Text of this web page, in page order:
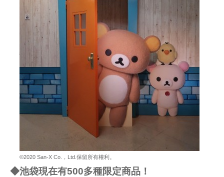
©2020 San-X Co.，Ltd.保留所有權利。
◆池袋現在有500多種限定商品！